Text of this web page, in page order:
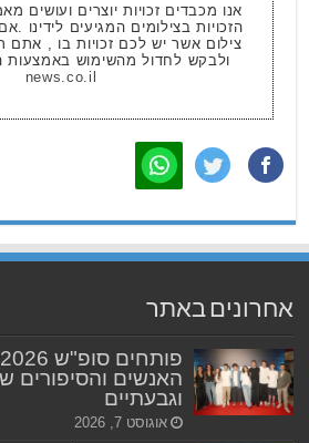
אנו מכבדים זכויות יוצרים ועושים
הזכויות בצילומים המגיעים לידינו
צילום אשר יש לכם זכויות בו , אתם
ולבקש לחדול מהשימוש באמצעות
news.co.il
אחרונים באתר
האנשים והסיפורים
וגבעתיים
אוגוסט 7, 2026